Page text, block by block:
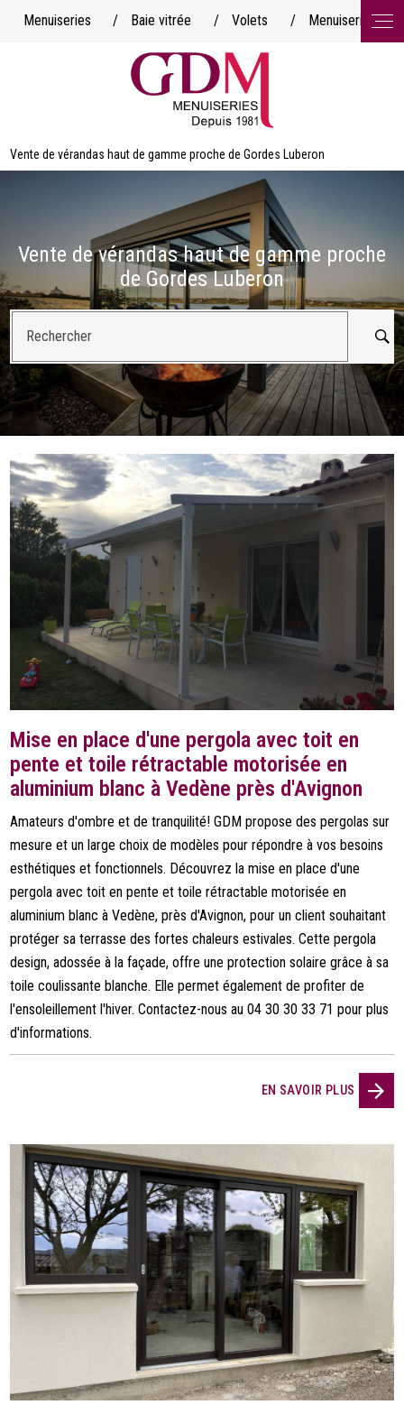
Menuiseries / Baie vitrée / Volets / Menuiserie
Vente de vérandas haut de gamme proche de Gordes Luberon
Vente de vérandas haut de gamme proche
de Gordes Luberon
Rechercher
Mise en place d'une pergola avec toit en
pente et toile rétractable motorisée en
aluminium blanc à Vedène près d'Avignon
Amateurs d'ombre et de tranquilité! GDM propose des pergolas sur
mesure et un large choix de modèles pour répondre à vos besoins
esthétiques et fonctionnels. Découvrez la mise en place d'une
pergola avec toit en pente et toile rétractable motorisée en
aluminium blanc à Vedène, près d'Avignon, pour un client souhaitant
protéger sa terrasse des fortes chaleurs estivales. Cette pergola
design, adossée à la façade, offre une protection solaire grâce à sa
toile coulissante blanche. Elle permet également de profiter de
l'ensoleillement l'hiver. Contactez-nous au 04 30 30 33 71 pour plus
d'informations.
EN SAVOIR PLUS